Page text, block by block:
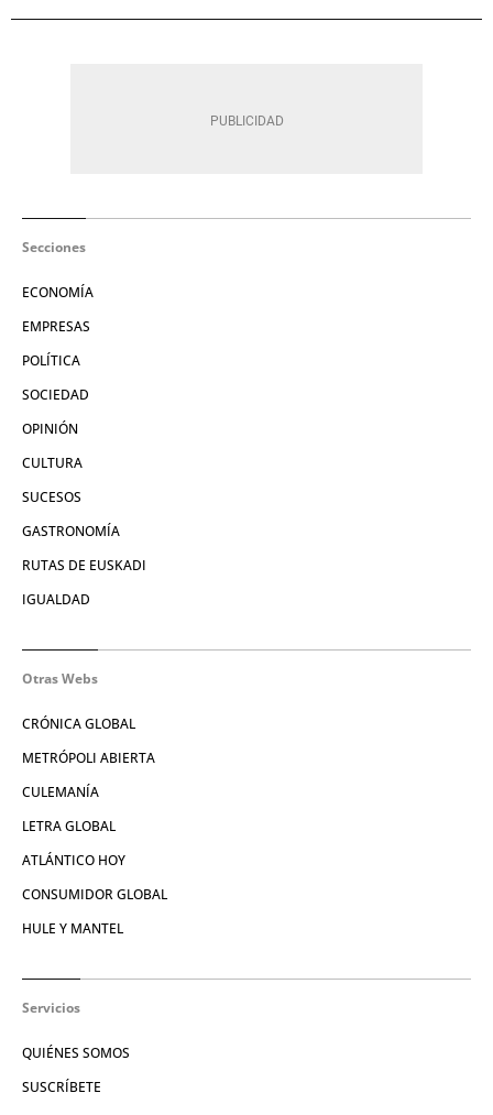
Secciones
ECONOMÍA
EMPRESAS
POLÍTICA
SOCIEDAD
OPINIÓN
CULTURA
SUCESOS
GASTRONOMÍA
RUTAS DE EUSKADI
IGUALDAD
Otras Webs
CRÓNICA GLOBAL
METRÓPOLI ABIERTA
CULEMANÍA
LETRA GLOBAL
ATLÁNTICO HOY
CONSUMIDOR GLOBAL
HULE Y MANTEL
Servicios
QUIÉNES SOMOS
SUSCRÍBETE